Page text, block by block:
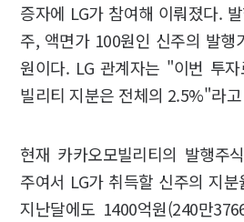
증자에 LG가 참여해 이뤄졌다.
주, 액면가 100원인 신주의 발행
원이다. LG 관계자는 "이번 투
빌리티 지분은 전체의 2.5%"라
현재 카카오모빌리티의 발행주
주여서 LG가 취득할 신주의 지
지난달에도 1400억원(240만